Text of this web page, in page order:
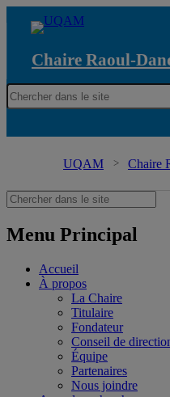
Chaire Raoul-
UQAM Chaire
Menu Principal
Accueil
À propos
La Chaire
Titulaire
Fondateur
Conseil de
Équipe
Partenaires
Nous joindre